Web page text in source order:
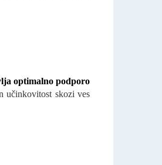
optimalno podporo
učinkovitost skozi ves